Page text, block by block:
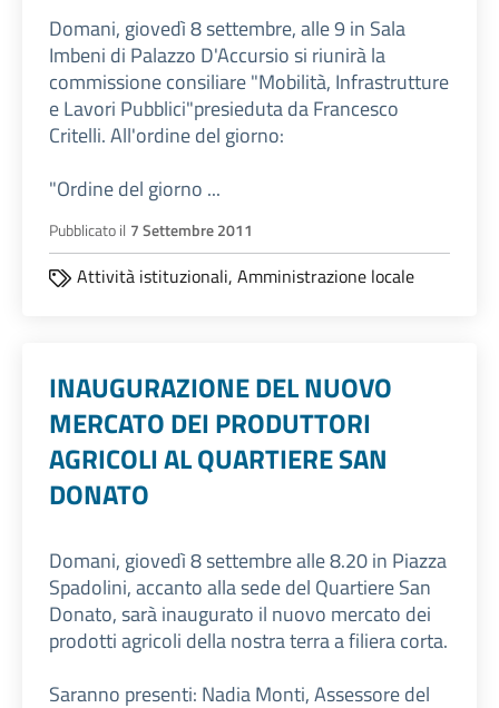
Domani, giovedì 8 settembre, alle 9 in Sala
Imbeni di Palazzo D'Accursio si riunirà la
commissione consiliare "Mobilità, Infrastrutture
e Lavori Pubblici"presieduta da Francesco
Critelli. All'ordine del giorno:
"Ordine del giorno ...
Pubblicato il 7 Settembre 2011
Attività istituzionali, Amministrazione locale
INAUGURAZIONE DEL NUOVO
MERCATO DEI PRODUTTORI
AGRICOLI AL QUARTIERE SAN
DONATO
Domani, giovedì 8 settembre alle 8.20 in Piazza
Spadolini, accanto alla sede del Quartiere San
Donato, sarà inaugurato il nuovo mercato dei
prodotti agricoli della nostra terra a filiera corta.
Saranno presenti: Nadia Monti, Assessore del